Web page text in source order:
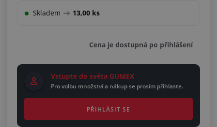
Skladem 13,00 ks
Cena je dostupná po přihlášení
Vstupte do světa GUMEX
Pro volbu množství a nákup se prosím přihlaste.
PŘIHLÁSIT SE